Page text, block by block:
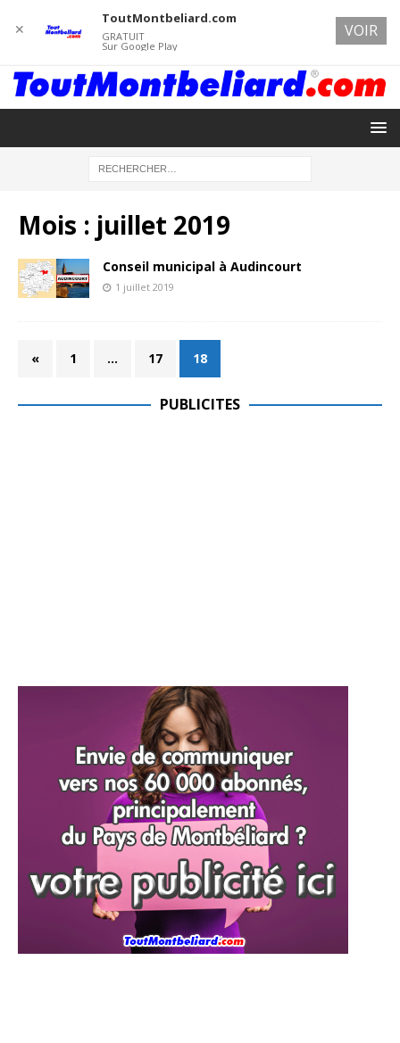
Mois : juillet 2019
Conseil municipal à Audincourt
1 juillet 2019
« 1 … 17 18
PUBLICITES
✕
ToutMontbeliard.com
GRATUIT
Sur Google Play
VOIR